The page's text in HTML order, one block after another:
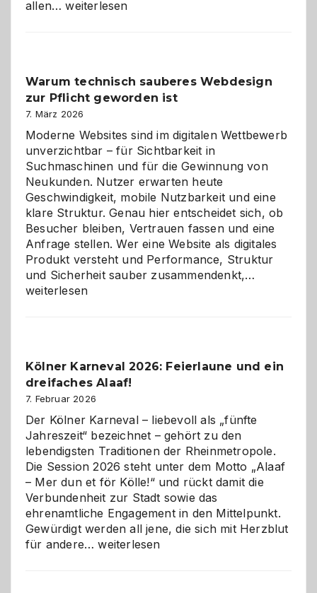
allen…Sudoku
den
Logikrätseln
weiterlesen
Warum technisch sauberes Webdesign
zur Pflicht geworden ist
7. März 2026
Moderne Websites sind im digitalen Wettbewerb
unverzichtbar – für Sichtbarkeit in
Suchmaschinen und für die Gewinnung von
Neukunden. Nutzer erwarten heute
Geschwindigkeit, mobile Nutzbarkeit und eine
klare Struktur. Genau hier entscheidet sich, ob
Besucher bleiben, Vertrauen fassen und eine
Anfrage stellen. Wer eine Website als digitales
Produkt versteht und Performance, Struktur
und Sicherheit sauber zusammendenkt,…
geworden
weiterlesen
Kölner Karneval 2026: Feierlaune und ein
dreifaches Alaaf!
7. Februar 2026
Der Kölner Karneval – liebevoll als „fünfte
Jahreszeit“ bezeichnet – gehört zu den
lebendigsten Traditionen der Rheinmetropole.
Die Session 2026 steht unter dem Motto „Alaaf
– Mer dun et för Kölle!“ und rückt damit die
Verbundenheit zur Stadt sowie das
ehrenamtliche Engagement in den Mittelpunkt.
Gewürdigt werden all jene, die sich mit Herzblut
für andere…Kölner
weiterlesen